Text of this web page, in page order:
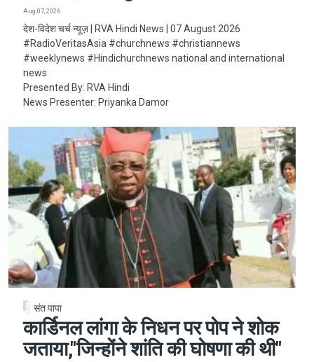
Aug 07, 2026
देश-विदेश चर्च न्यूज़ | RVA Hindi News | 07 August 2026
#RadioVeritasAsia​​​​​ #churchnews​​​​​ #christiannews​​​​​
#weeklynews​ #Hindichurchnews national and international
news
Presented By: RVA Hindi
News Presenter: Priyanka Damor
संत पापा
कार्डिनल लांगा के निधन पर पोप ने शोक
जताया,"जिन्होंने शांति की घोषणा की थी"